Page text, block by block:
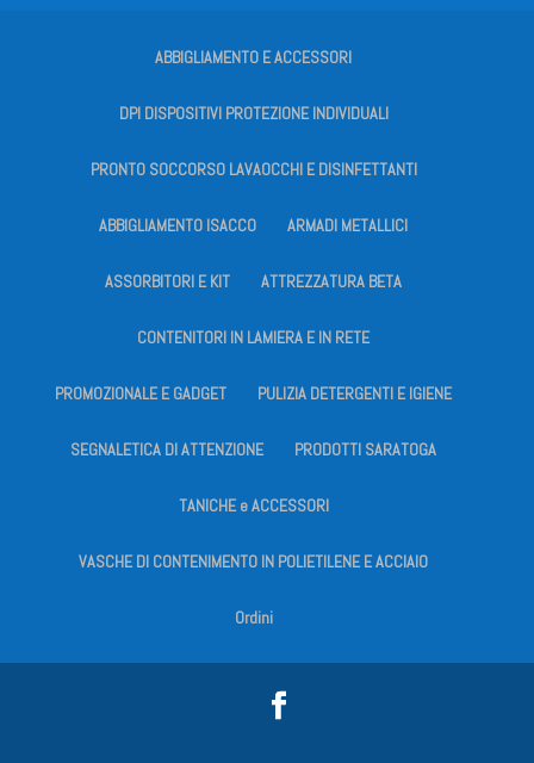
ABBIGLIAMENTO E ACCESSORI
DPI DISPOSITIVI PROTEZIONE INDIVIDUALI
PRONTO SOCCORSO LAVAOCCHI E DISINFETTANTI
ABBIGLIAMENTO ISACCO ARMADI METALLICI
ASSORBITORI E KIT ATTREZZATURA BETA
CONTENITORI IN LAMIERA E IN RETE
PROMOZIONALE E GADGET PULIZIA DETERGENTI E IGIENE
SEGNALETICA DI ATTENZIONE PRODOTTI SARATOGA
TANICHE e ACCESSORI
VASCHE DI CONTENIMENTO IN POLIETILENE E ACCIAIO
Ordini